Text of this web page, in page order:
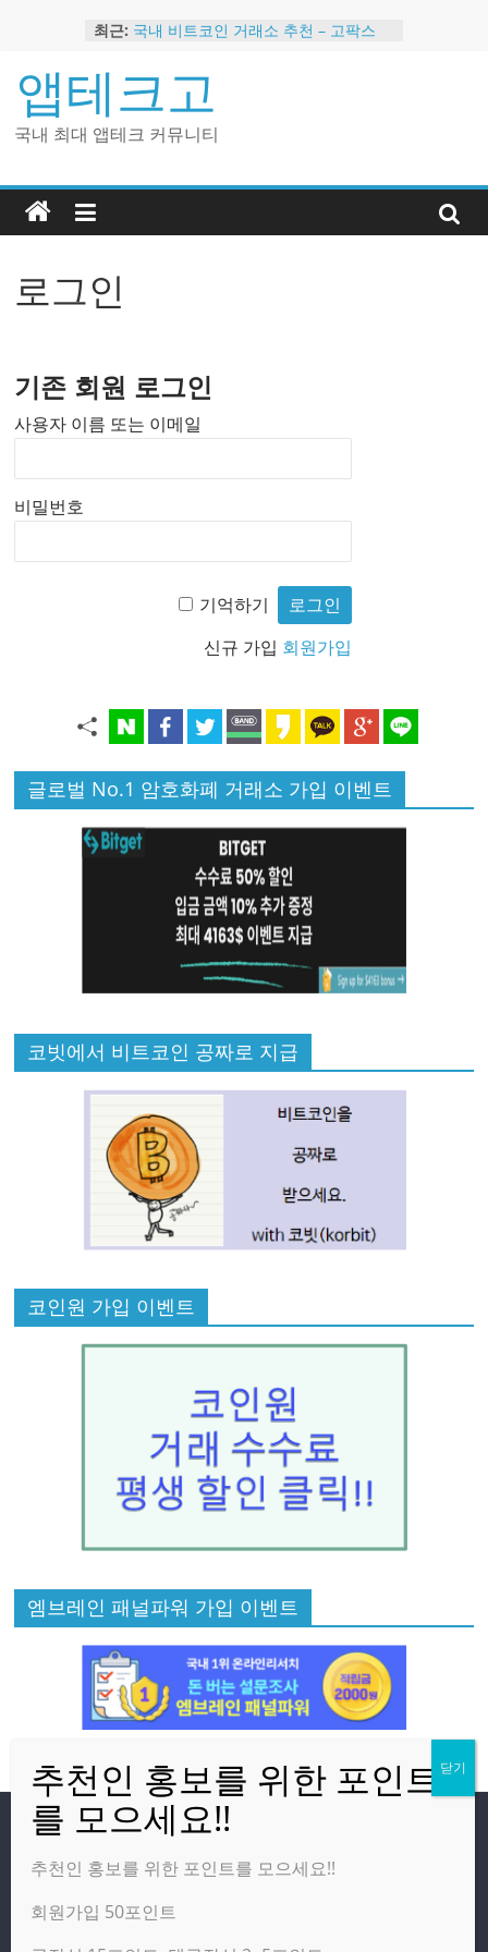
content
최근: 국내 비트코인 거래소 추천 – 고팍스
트
2024 강력히 추천하는 은행 멤버십 현
금 앱테크
해외 코인 거래소 추천 순위 BEST 2
앱테크고
국내 최대 앱테크 커뮤니티
로그인
기존 회원 로그인
사용자 이름 또는 이메일
비밀번호
기억하기
신규 가입 회원가입
글로벌 No.1 암호화폐 거래소 가입 이벤트
코빗에서 비트코인 공짜로 지급
코인원 가입 이벤트
엠브레인 패널파워 가입 이벤트
방문자
온라인 방문자:2
오늘의 조회수:1,369
추천인 홍보를 위한 포인트를 모으세요!!
회원가입 50포인트